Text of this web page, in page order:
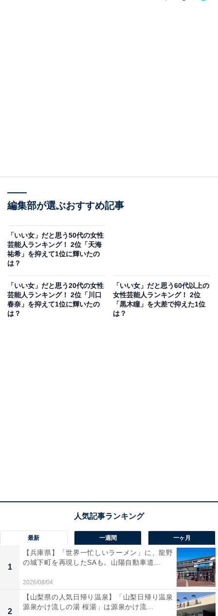
編集部が選ぶおすすめ記事
「いい女」だと思う50代の女性
芸能人ランキング！ 2位「天海
祐希」を抑えて1位に輝いたの
は？
「いい女」だと思う20代の女性
芸能人ランキング！ 2位「川口
春奈」を抑えて1位に輝いたの
は？
「いい女」だと思う60代以上の
女性芸能人ランキング！ 2位
「黒木瞳」を大差で抑えた1位
は？
最新 一週間 一ヶ月
1
【兵庫県】「世界一忙しいラーメン」に、龍野
の城下町を再現したSAも。山陽自動車道...
2026/08/04
2
【山梨県の人気日帰り温泉】「山梨日帰り温泉
源泉かけ流しの湯 桜湯」は源泉かけ流...